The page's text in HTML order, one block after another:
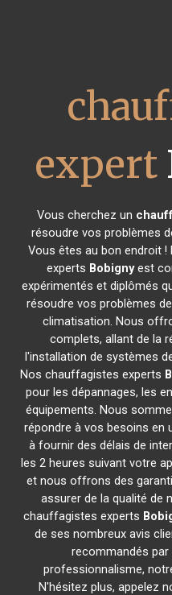
expert
Vous cherchez un
résoudre vos problèmes
Vous êtes au bon endroit
experts Bobignyest
expérimentés et diplômés
résoudre vos problèmes
climatisation. Nous
complets, allant de la
l'installation de systèmes
Nos chauffagistes experts
pour les dépannages, les
équipements. Nous
répondre à vos besoins en
à fournir des délais de
les 2 heures suivant votre
et nous offrons des
assurer de la qualité de
chauffagistes experts
de ses nombreux avis
recommandés
professionnalisme,
N'hésitez plus, appelez